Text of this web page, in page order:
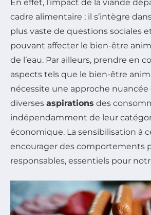
En effet, l’impact de la viande
cadre alimentaire ; il s’intègre
plus vaste de questions sociales
pouvant affecter le bien-être
de l’eau. Par ailleurs, prendre en
aspects tels que le bien-être
nécessite une approche
diverses aspirations des
indépendamment de leur
économique. La sensibilisation à
encourager des comportements
responsables, essentiels pour